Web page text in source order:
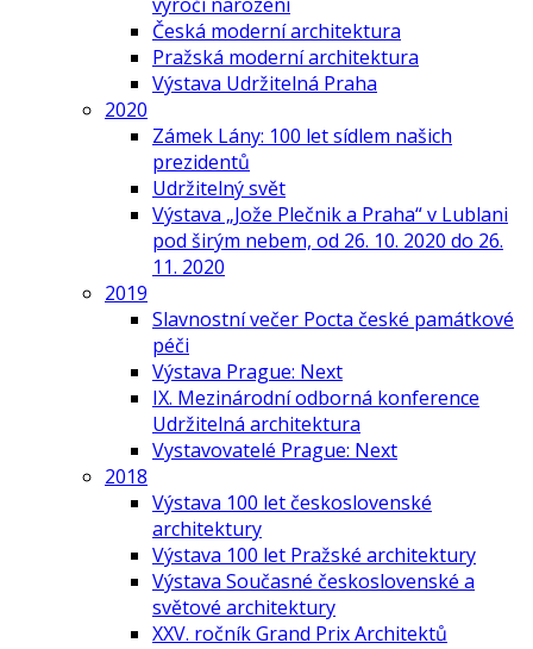
Česká moderní architektura
Pražská moderní architektura
Výstava Udržitelná Praha
2020
Zámek Lány: 100 let sídlem našich
prezidentů
Udržitelný svět
Výstava „Jože Plečnik a Praha“ v Lublani
pod širým nebem, od 26. 10. 2020 do 26.
11. 2020
2019
Slavnostní večer Pocta české památkové
péči
Výstava Prague: Next
IX. Mezinárodní odborná konference
Udržitelná architektura
Vystavovatelé Prague: Next
2018
Výstava 100 let československé
architektury
Výstava 100 let Pražské architektury
Výstava Současné československé a
světové architektury
XXV. ročník Grand Prix Architektů